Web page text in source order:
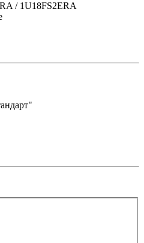
/ 1U18FS2ERA